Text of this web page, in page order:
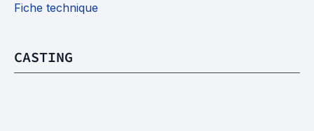
Fiche technique
CASTING